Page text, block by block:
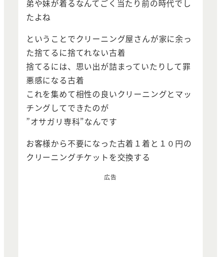
弟や妹が着るなんてごく当たり前の時代でし
たよね
ということでクリーニング屋さんが家に余っ
た捨てるに捨てれない古着
捨てるには、思い出が詰まっていたりして罪
悪感になる古着
これを集めて相性の良いクリーニングとマッ
チングしてできたのが
”オサガリ専科”なんです
お客様から不要になった古着１着と１０円の
クリーニングチケットを交換する
広告